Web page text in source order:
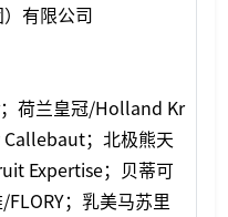
有限公司
荷兰皇冠/Holland Kr
；北极熊天
Expertise；贝蒂可
FLORY；乳美马苏里